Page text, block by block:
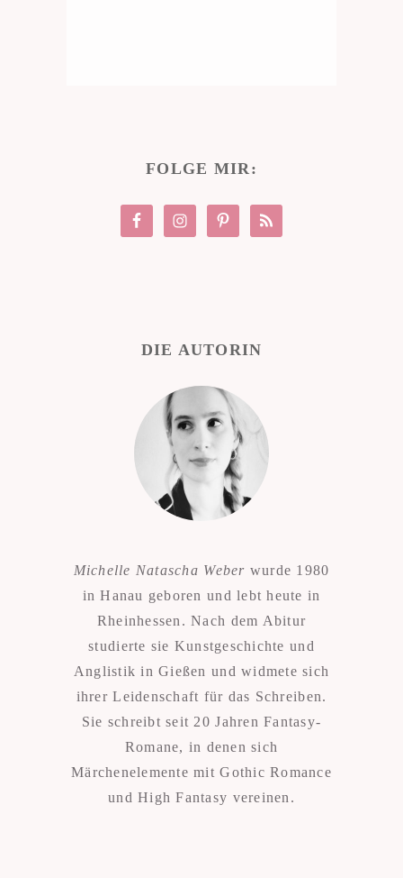
FOLGE MIR:
DIE AUTORIN
Michelle Natascha Weber wurde 1980
in Hanau geboren und lebt heute in
Rheinhessen. Nach dem Abitur
studierte sie Kunstgeschichte und
Anglistik in Gießen und widmete sich
ihrer Leidenschaft für das Schreiben.
Sie schreibt seit 20 Jahren Fantasy-
Romane, in denen sich
Märchenelemente mit Gothic Romance
und High Fantasy vereinen.